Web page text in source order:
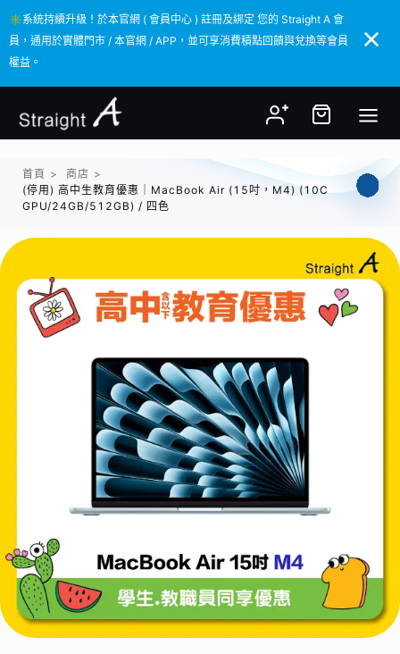
✳️系統持續升級！於本官網 ( 會員中心 ) 註冊及綁定 您的 Straight A 會
員，通用於實體門市 / 本官網 / APP，並可享消費積點回饋與兌換等會員
權益。
✳️系統持續升級！於本官網 ( 會員中心 ) 註冊及綁定 您的 Straight A 會
員，通用於實體門市 / 本官網 / APP，並可享消費積點回饋與兌換等會員
權益。
首頁 > 商店 >
(停用) 高中生教育優惠｜MacBook Air (15吋，M4) (10C
GPU/24GB/512GB) / 四色